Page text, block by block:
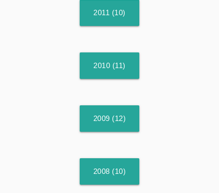
2011 (10)
2010 (11)
2009 (12)
2008 (10)